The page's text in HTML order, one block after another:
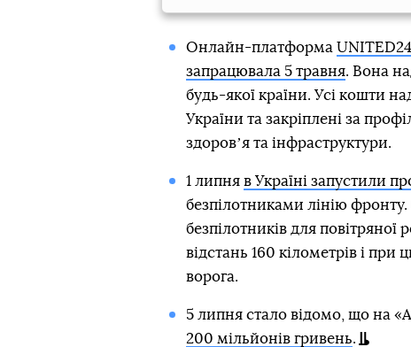
Онлайн-платформа
запрацювала 5 травня. Вона
будь-якої країни. Усі кошти
України та закріплені за
здоровʼя та інфраструктури.
1 липня в Україні запустили
безпілотниками лінію
безпілотників для повітряної
відстань 160 кілометрів і
ворога.
5 липня стало відомо, що на
200 мільйонів гривень.